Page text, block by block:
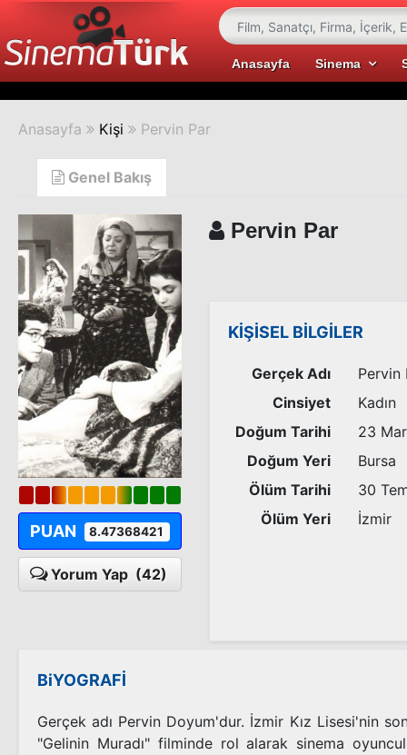
Anasayfa Sinema
Anasayfa Kişi Pervin Par
Genel Bakış
PUAN 8.47368421
Yorum Yap (42)
Pervin Par
KİŞİSEL BİLGİLER
Gerçek Adı
Pervin
Cinsiyet
Kadın
Doğum Tarihi
23
Doğum Yeri
Bursa
Ölüm Tarihi
30
Ölüm Yeri
İzmir
BiYOGRAFİ
Gerçek adı Pervin Doyum'dur. İzmir Kız Lisesi'nin son
"Gelinin Muradı" filminde rol alarak sinema